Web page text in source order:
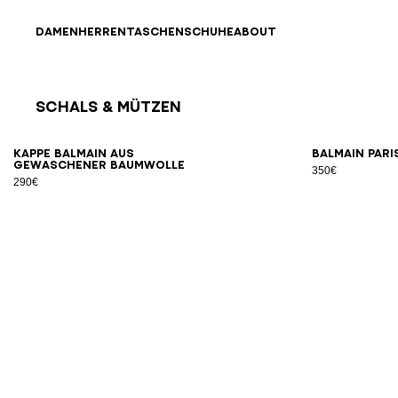
DAMENHERRENTASCHENSCHUHEABOUT
Schals & Mützen
Kappe Balmain aus
gewaschener Baumwolle
290€
Balmain
350€